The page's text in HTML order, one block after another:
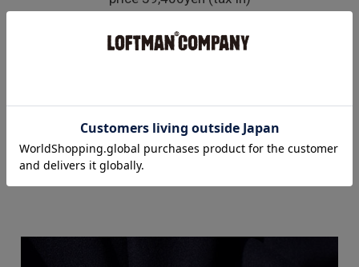
着用staff : [175cm/65kg]
そしてしっかり厚みのあるボディと全面芯ボンディ
ングにより、ブランドらしいリラクシングなシルエ
ットが非常に綺麗に映える一着です。